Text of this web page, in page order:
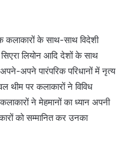
कलाकारों के साथ-साथ विदेशी
लियोन आदि देशों के साथ
अपने पारंपरिक परिधानों में नृत्य
थीम पर कलाकारों ने विविध
ने मेहमानों का ध्यान अपनी
को सम्मानित कर उनका